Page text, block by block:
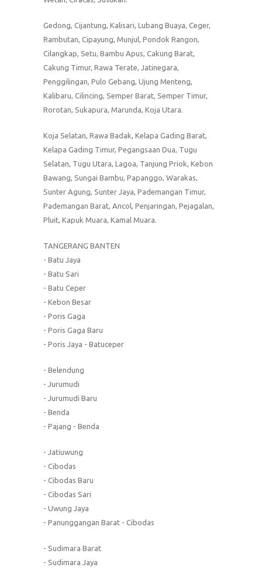
Gedong, Cijantung, Kalisari, Lubang Buaya, Ceger,
Rambutan, Cipayung, Munjul, Pondok Rangon,
Cilangkap, Setu, Bambu Apus, Cakung Barat,
Cakung Timur, Rawa Terate, Jatinegara,
Penggilingan, Pulo Gebang, Ujung Menteng,
Kalibaru, Cilincing, Semper Barat, Semper Timur,
Rorotan, Sukapura, Marunda, Koja Utara.
Koja Selatan, Rawa Badak, Kelapa Gading Barat,
Kelapa Gading Timur, Pegangsaan Dua, Tugu
Selatan, Tugu Utara, Lagoa, Tanjung Priok, Kebon
Bawang, Sungai Bambu, Papanggo, Warakas,
Sunter Agung, Sunter Jaya, Pademangan Timur,
Pademangan Barat, Ancol, Penjaringan, Pejagalan,
Pluit, Kapuk Muara, Kamal Muara.
TANGERANG BANTEN
- Batu Jaya
- Batu Sari
- Batu Ceper
- Kebon Besar
- Poris Gaga
- Poris Gaga Baru
- Poris Jaya - Batuceper
- Belendung
- Jurumudi
- Jurumudi Baru
- Benda
- Pajang - Benda
- Jatiuwung
- Cibodas
- Cibodas Baru
- Cibodas Sari
- Uwung Jaya
- Panunggangan Barat - Cibodas
- Sudimara Barat
- Sudimara Jaya